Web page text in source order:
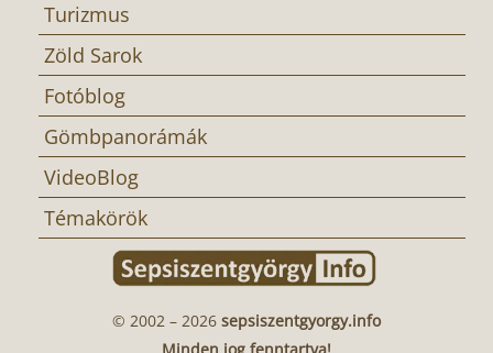
Turizmus
Zöld Sarok
Fotóblog
Gömbpanorámák
VideoBlog
Témakörök
© 2002 – 2026 sepsiszentgyorgy.info